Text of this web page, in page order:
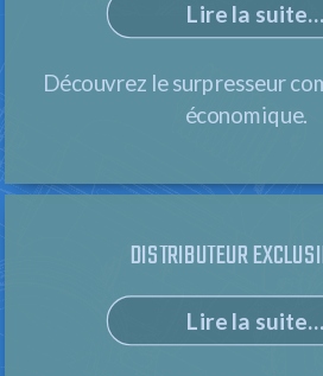
Lire la
Découvrez le surpresseur
économique.
DISTRIBUTEUR
Lire la